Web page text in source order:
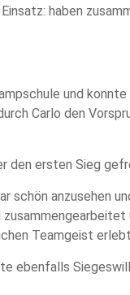
haben
und
Carlo den
den ersten Sieg
anzusehen
Teamgeist
ebenfalls